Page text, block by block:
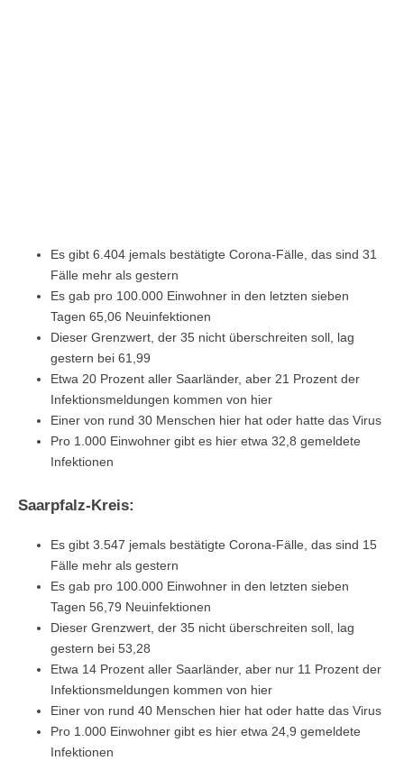
Es gibt 6.404 jemals bestätigte Corona-Fälle, das sind 31
Fälle mehr als gestern
Es gab pro 100.000 Einwohner in den letzten sieben
Tagen 65,06 Neuinfektionen
Dieser Grenzwert, der 35 nicht überschreiten soll, lag
gestern bei 61,99
Etwa 20 Prozent aller Saarländer, aber 21 Prozent der
Infektionsmeldungen kommen von hier
Einer von rund 30 Menschen hier hat oder hatte das Virus
Pro 1.000 Einwohner gibt es hier etwa 32,8 gemeldete
Infektionen
Saarpfalz-Kreis:
Es gibt 3.547 jemals bestätigte Corona-Fälle, das sind 15
Fälle mehr als gestern
Es gab pro 100.000 Einwohner in den letzten sieben
Tagen 56,79 Neuinfektionen
Dieser Grenzwert, der 35 nicht überschreiten soll, lag
gestern bei 53,28
Etwa 14 Prozent aller Saarländer, aber nur 11 Prozent der
Infektionsmeldungen kommen von hier
Einer von rund 40 Menschen hier hat oder hatte das Virus
Pro 1.000 Einwohner gibt es hier etwa 24,9 gemeldete
Infektionen